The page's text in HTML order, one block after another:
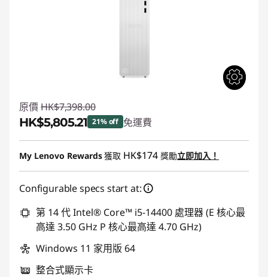
原價 HK$7,398.00
HK$5,805.21 21% off 免運費
即省 :-HK$1,592.79
My Lenovo Rewards獲取 HK$174 獎勵立即加入！
Configurable specs start at:
第 14 代 Intel® Core™ i5-14400 處理器 (E 核心最
高達 3.50 GHz P 核心最高達 4.70 GHz)
Windows 11 家用版 64
整合式顯示卡